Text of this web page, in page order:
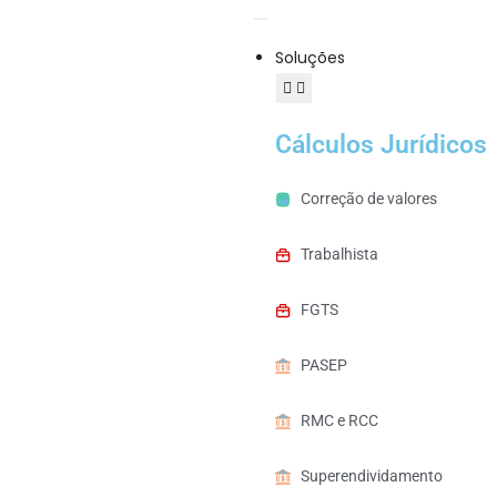
Soluções
Cálculos Jurídicos
Correção de valores
Trabalhista
FGTS
PASEP
RMC e RCC
Superendividamento